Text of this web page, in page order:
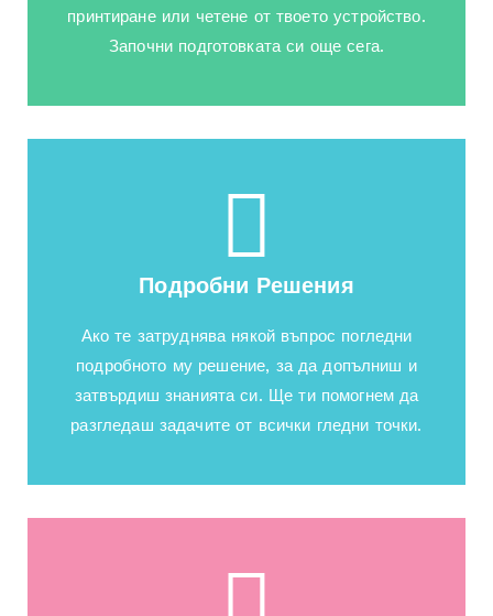
принтиране или четене от твоето устройство.
Започни подготовката си още сега.
Подробни Решения
Ако те затруднява някой въпрос погледни
подробното му решение, за да допълниш и
затвърдиш знанията си. Ще ти помогнем да
разгледаш задачите от всички гледни точки.